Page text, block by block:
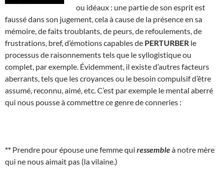
ou idéaux : une partie de son esprit est
faussé dans son jugement, cela à cause de la présence en sa
mémoire, de faits troublants, de peurs, de refoulements, de
frustrations, bref, d’émotions capables de PERTURBER le
processus de raisonnements tels que le syllogistique ou
complet, par exemple. Évidemment, il existe d’autres facteurs
aberrants, tels que les croyances ou le besoin compulsif d’être
assumé, reconnu, aimé, etc. C’est par exemple le mental aberré
qui nous pousse à commettre ce genre de conneries :
** Prendre pour épouse une femme qui ressembleà notre mère
qui ne nous aimait pas (la vilaine.)